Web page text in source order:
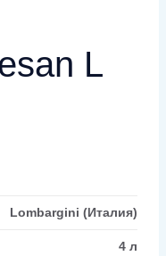
L
Lombargini (Италия)
4 л